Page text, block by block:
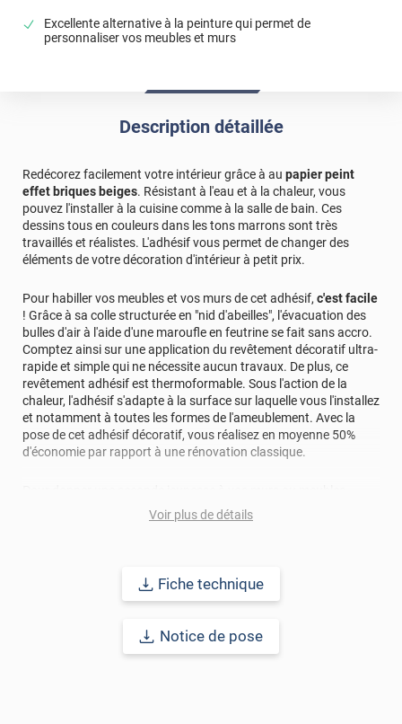
Excellente alternative à la peinture qui permet de
personnaliser vos meubles et murs
Description détaillée
Redécorez facilement votre intérieur grâce à au papier peint
effet briques beiges. Résistant à l'eau et à la chaleur, vous
pouvez l'installer à la cuisine comme à la salle de bain. Ces
dessins tous en couleurs dans les tons marrons sont très
travaillés et réalistes. L'adhésif vous permet de changer des
éléments de votre décoration d'intérieur à petit prix.
Pour habiller vos meubles et vos murs de cet adhésif, c'est facile
! Grâce à sa colle structurée en "nid d'abeilles", l'évacuation des
bulles d'air à l'aide d'une maroufle en feutrine se fait sans accro.
Comptez ainsi sur une application du revêtement décoratif ultra-
rapide et simple qui ne nécessite aucun travaux. De plus, ce
revêtement adhésif est thermoformable. Sous l'action de la
chaleur, l'adhésif s'adapte à la surface sur laquelle vous l'installez
et notamment à toutes les formes de l'ameublement. Avec la
pose de cet adhésif décoratif, vous réalisez en moyenne 50%
d'économie par rapport à une rénovation classique.
comptez sur ce vinyl de haute qualité avec une excellente
résistance à l’eau, à la saleté, à l’abrasion, aux UV et à l’usure.
revêtement peut être installé dans un lieu ouvert public.
écaillage, délamination et jaunissement)
Voir plus de détails
Fiche technique
Notice de pose